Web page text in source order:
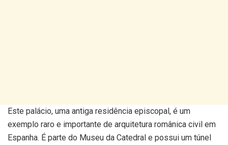
Este palácio, uma antiga residência episcopal, é um
exemplo raro e importante de arquitetura românica civil em
Espanha. É parte do Museu da Catedral e possui um túnel